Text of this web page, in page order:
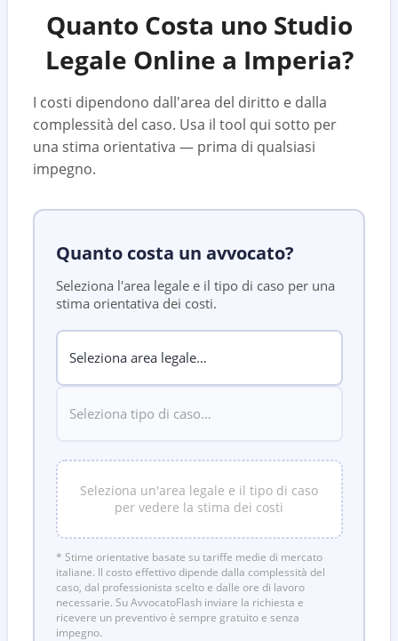
Quanto Costa uno Studio
Legale Online a Imperia?
I costi dipendono dall'area del diritto e dalla
complessità del caso. Usa il tool qui sotto per
una stima orientativa — prima di qualsiasi
impegno.
Quanto costa un avvocato?
Seleziona l'area legale e il tipo di caso per una
stima orientativa dei costi.
Seleziona un'area legale e il tipo di caso
per vedere la stima dei costi
* Stime orientative basate su tariffe medie di mercato
italiane. Il costo effettivo dipende dalla complessità del
caso, dal professionista scelto e dalle ore di lavoro
necessarie. Su AvvocatoFlash inviare la richiesta e
ricevere un preventivo è sempre gratuito e senza
impegno.